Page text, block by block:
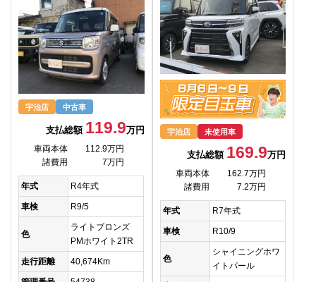
宇治店 中古車
支払総額 119.9万円
車両本体
112.9万円
諸費用
7万円
年式 R4年式
車検 R9/5
色
ライトブロンズ
PMホワイト2TR
走行距離 40,674Km
宇治店 未使用車
支払総額 169.9万円
車両本体
162.7万円
諸費用
7.2万円
年式 R7年式
車検 R10/9
色
シャイニングホワ
イトパール